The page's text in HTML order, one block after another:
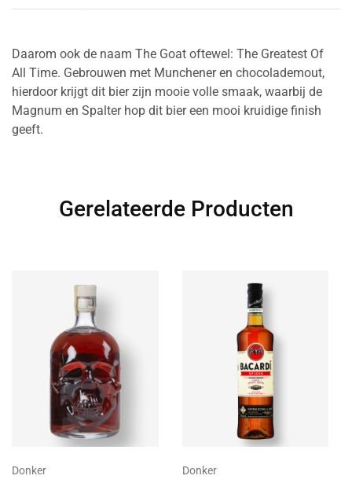
Daarom ook de naam The Goat oftewel: The Greatest Of
All Time. Gebrouwen met Munchener en chocolademout,
hierdoor krijgt dit bier zijn mooie volle smaak, waarbij de
Magnum en Spalter hop dit bier een mooi kruidige finish
geeft.
Gerelateerde Producten
Donker Donker